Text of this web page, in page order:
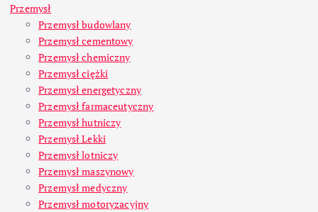
Przemysł
Przemysł budowlany
Przemysł cementowy
Przemysł chemiczny
Przemysł ciężki
Przemysł energetyczny
Przemysł farmaceutyczny
Przemysł hutniczy
Przemysł Lekki
Przemysł lotniczy
Przemysł maszynowy
Przemysł medyczny
Przemysł motoryzacyjny